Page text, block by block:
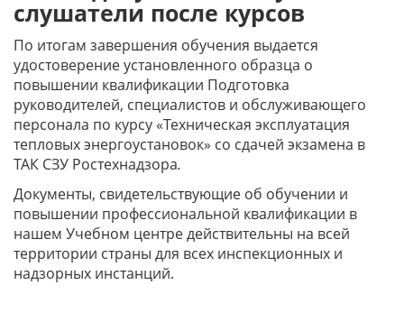
слушатели после курсов
По итогам завершения обучения выдается
удостоверение установленного образца о
повышении квалификации Подготовка
руководителей, специалистов и обслуживающего
персонала по курсу «Техническая эксплуатация
тепловых энергоустановок» со сдачей экзамена в
ТАК СЗУ Ростехнадзора.
Документы, свидетельствующие об обучении и
повышении профессиональной квалификации в
нашем Учебном центре действительны на всей
территории страны для всех инспекционных и
надзорных инстанций.